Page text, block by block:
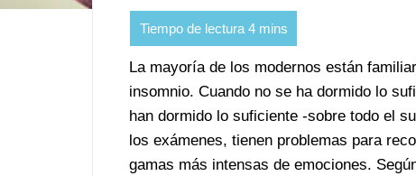
La mayoría de los modernos están
insomnio. Cuando no se ha dormido lo
han dormido lo suficiente -sobre todo el
los exámenes, tienen problemas para
gamas más intensas de emociones.